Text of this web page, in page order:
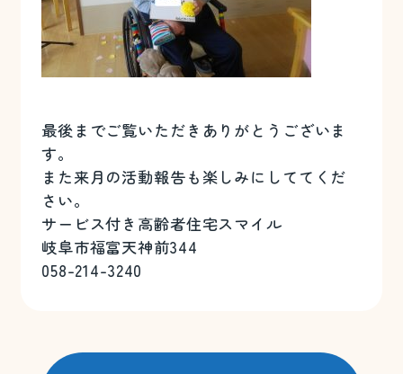
最後までご覧いただきありがとうございま
す。
また来月の活動報告も楽しみにしててくだ
さい。
サービス付き高齢者住宅スマイル
岐阜市福富天神前344
058-214-3240